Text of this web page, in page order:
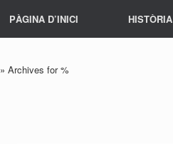
PÀGINA D’INICI HISTÒRIA
» Archives for %